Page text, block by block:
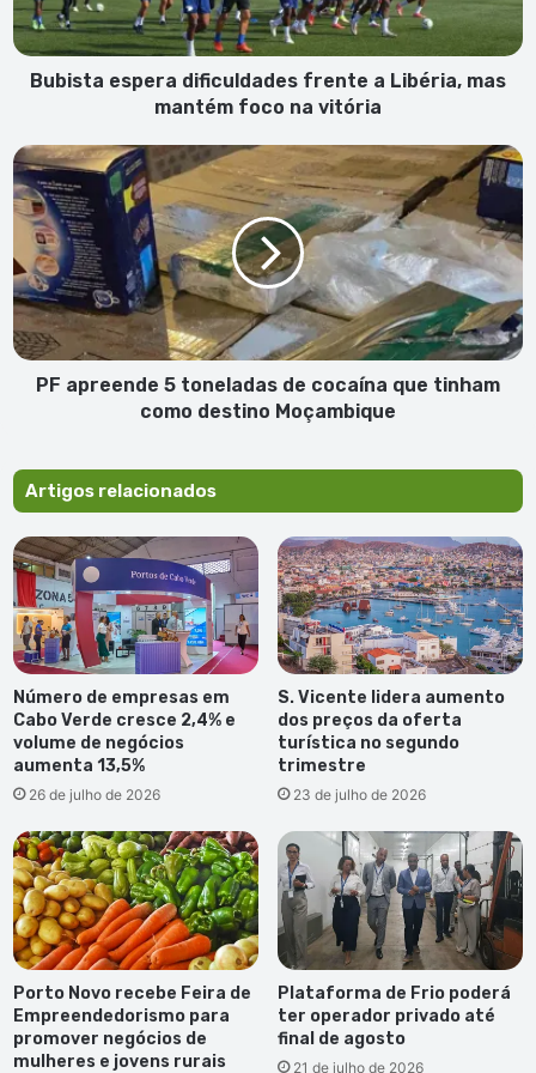
mantém
foco
Bubista espera dificuldades frente a Libéria, mas
mantém foco na vitória
PF
apreende
5
toneladas
de
cocaína
que
tinham
como
destino
PF apreende 5 toneladas de cocaína que tinham
como destino Moçambique
Artigos relacionados
Número de empresas em
Cabo Verde cresce 2,4% e
volume de negócios
aumenta 13,5%
26 de julho de 2026
S. Vicente lidera aumento
dos preços da oferta
turística no segundo
trimestre
23 de julho de 2026
Porto Novo recebe Feira de
Empreendedorismo para
promover negócios de
mulheres e jovens rurais
Plataforma de Frio poderá
ter operador privado até
final de agosto
21 de julho de 2026